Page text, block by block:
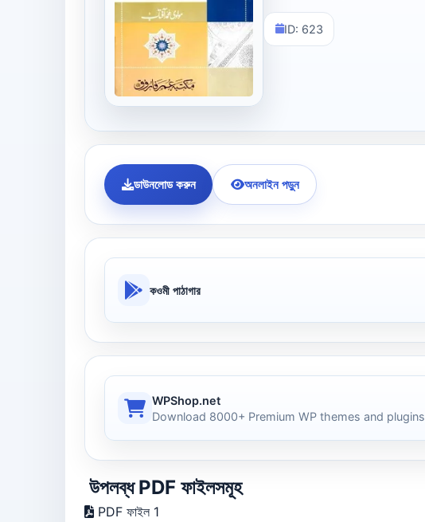
ID: 623
ডাউনলোড করুন অনলাইন পড়ুন
কওমী পাঠাগার
WPShop.net
Download 8000+ Premium WP themes and plugins
উপলব্ধ PDF ফাইলসমূহ
PDF ফাইল 1